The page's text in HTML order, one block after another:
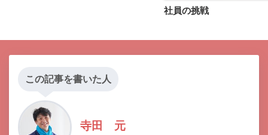
社員の挑戦
この記事を書いた人
寺田 元